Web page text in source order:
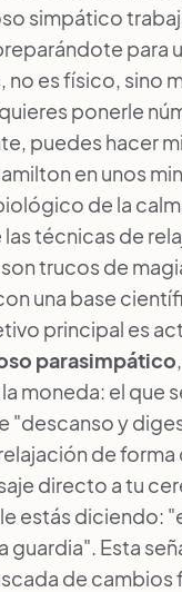
simpático
para
no es físico, sino
ponerle
puedes hacer mi
en unos
de la
técnicas de
trucos de
una base
principal es
parasimpático
moneda: el que
"descanso y
de
directo a tu
estás diciendo:
guardia". Esta
de